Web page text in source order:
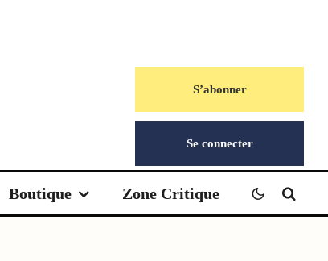
S’abonner
Se connecter
Boutique Zone Critique